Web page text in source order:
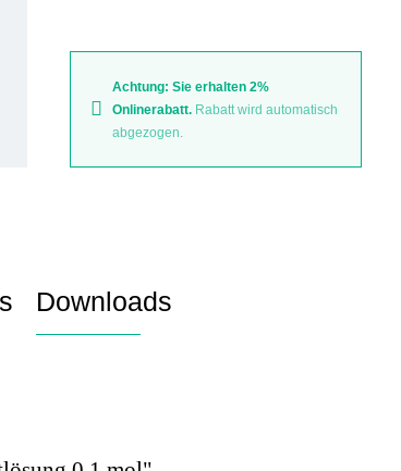
Achtung: Sie erhalten 2%
Onlinerabatt. Rabatt wird automatisch
abgezogen.
Downloads